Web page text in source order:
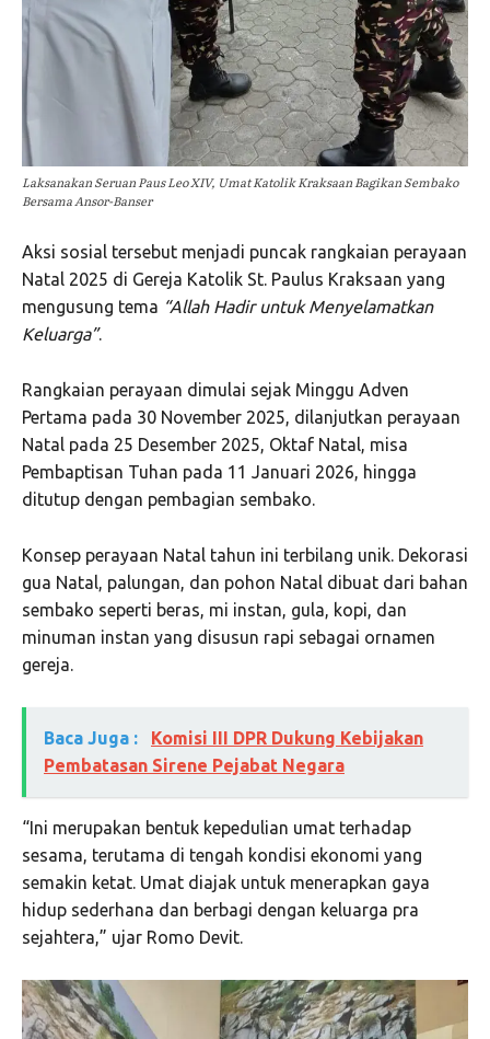
Laksanakan Seruan Paus Leo XIV, Umat Katolik Kraksaan Bagikan Sembako
Bersama Ansor-Banser
Aksi sosial tersebut menjadi puncak rangkaian perayaan
Natal 2025 di Gereja Katolik St. Paulus Kraksaan yang
mengusung tema “Allah Hadir untuk Menyelamatkan
Keluarga”.
Rangkaian perayaan dimulai sejak Minggu Adven
Pertama pada 30 November 2025, dilanjutkan perayaan
Natal pada 25 Desember 2025, Oktaf Natal, misa
Pembaptisan Tuhan pada 11 Januari 2026, hingga
ditutup dengan pembagian sembako.
Konsep perayaan Natal tahun ini terbilang unik. Dekorasi
gua Natal, palungan, dan pohon Natal dibuat dari bahan
sembako seperti beras, mi instan, gula, kopi, dan
minuman instan yang disusun rapi sebagai ornamen
gereja.
Baca Juga :
Komisi III DPR Dukung Kebijakan
Pembatasan Sirene Pejabat Negara
“Ini merupakan bentuk kepedulian umat terhadap
sesama, terutama di tengah kondisi ekonomi yang
semakin ketat. Umat diajak untuk menerapkan gaya
hidup sederhana dan berbagi dengan keluarga pra
sejahtera,” ujar Romo Devit.